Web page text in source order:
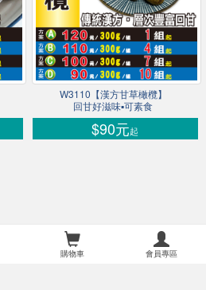
W3110【漢方甘草橄欖】
回甘好滋味▪可素食
$90元起
購物車 會員專區